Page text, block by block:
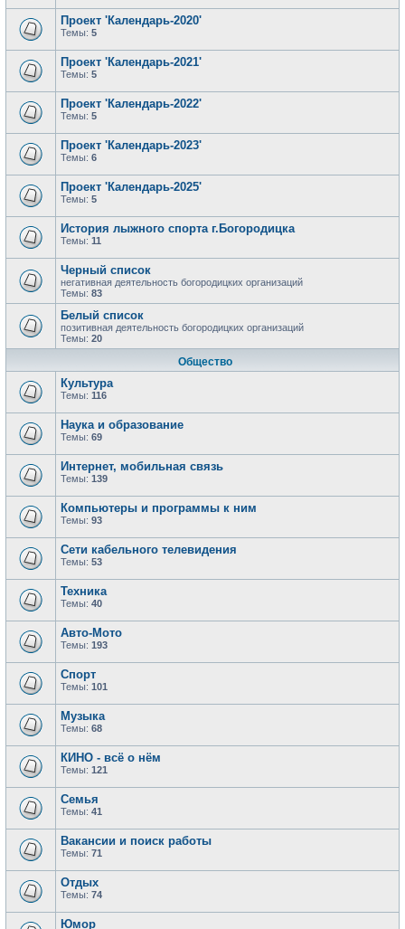
Проект 'Календарь-2020'
Темы: 5
Проект 'Календарь-2021'
Темы: 5
Проект 'Календарь-2022'
Темы: 5
Проект 'Календарь-2023'
Темы: 6
Проект 'Календарь-2025'
Темы: 5
История лыжного спорта г.Богородицка
Темы: 11
Черный список
негативная деятельность богородицких организаций
Темы: 83
Белый список
позитивная деятельность богородицких организаций
Темы: 20
Общество
Культура
Темы: 116
Наука и образование
Темы: 69
Интернет, мобильная связь
Темы: 139
Компьютеры и программы к ним
Темы: 93
Сети кабельного телевидения
Темы: 53
Техника
Темы: 40
Авто-Мото
Темы: 193
Спорт
Темы: 101
Музыка
Темы: 68
КИНО - всё о нём
Темы: 121
Семья
Темы: 41
Вакансии и поиск работы
Темы: 71
Отдых
Темы: 74
Юмор